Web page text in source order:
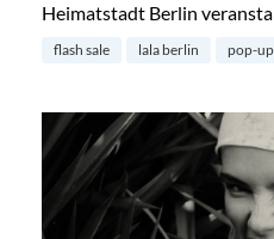
Heimatstadt Berlin
flash sale lala berlin pop-up